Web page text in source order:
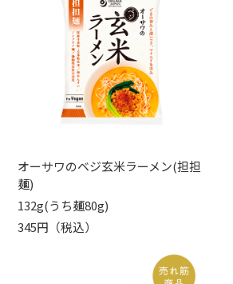
オーサワのベジ玄米ラーメン(担担
麺)
132g(うち麺80g)
345円（税込）